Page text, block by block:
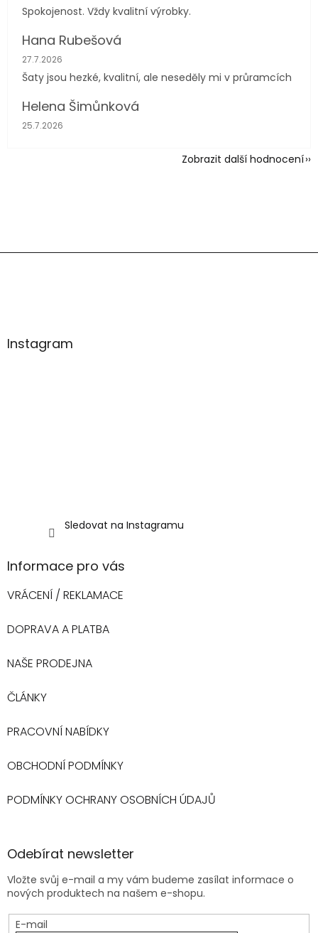
Spokojenost. Vždy kvalitní výrobky.
Hana Rubešová
Hodnocení obchodu je 4 z 5 hvězdiček.
27.7.2026
Šaty jsou hezké, kvalitní, ale neseděly mi v průramcích
Helena Šimůnková
Hodnocení obchodu je 5 z 5 hvězdiček.
25.7.2026
Zobrazit další hodnocení
p
Instagram
Sledovat na Instagramu
Informace pro vás
VRÁCENÍ / REKLAMACE
DOPRAVA A PLATBA
NAŠE PRODEJNA
ČLÁNKY
PRACOVNÍ NABÍDKY
OBCHODNÍ PODMÍNKY
PODMÍNKY OCHRANY OSOBNÍCH ÚDAJŮ
Odebírat newsletter
Vložte svůj e-mail a my vám budeme zasílat informace o
nových produktech na našem e-shopu.
E-mail